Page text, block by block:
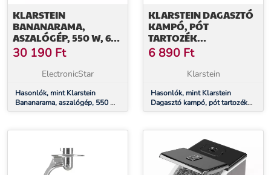
KLARSTEIN
BANANARAMA,
ASZALÓGÉP, 550 W, 6
SZINT, FEKETE
30 190 Ft
ElectronicStar
Hasonlók, mint Klarstein
Bananarama, aszalógép, 550 W,
6 szint, fekete
KLARSTEIN DAGASZTÓ
KAMPÓ, PÓT
TARTOZÉK
DAGASZTÁSHOZ A
BELLA PICO 2G/BELLA
ROBUSTA
ÖNTÖTT ALUMÍNIUM
6 890 Ft
Klarstein
Hasonlók, mint Klarstein
Dagasztó kampó, pót tartozék
dagasztáshoz a Bella Pico
öntött alumínium